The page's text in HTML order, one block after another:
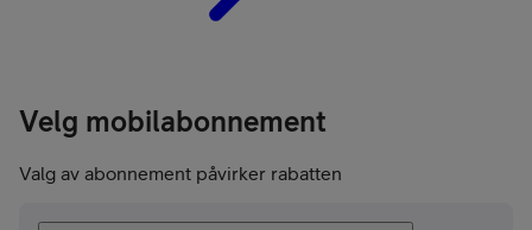
Velg mobilabonnement
Valg av abonnement påvirker rabatten